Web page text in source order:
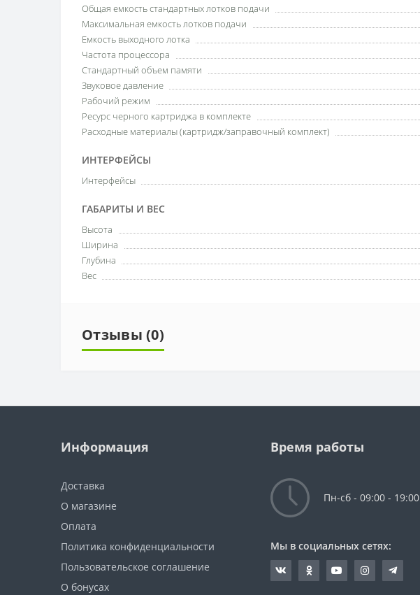
Общая емкость стандартных лотков подачи
Максимальная емкость лотков подачи
Емкость выходного лотка
Частота процессора
Стандартный объем памяти
Звуковое давление
Рабочий режим
Ресурс черного картриджа в комплекте
Расходные материалы (картридж/заправочный комплект)
ИНТЕРФЕЙСЫ
Интерфейсы
ГАБАРИТЫ И ВЕС
Высота
Ширина
Глубина
Вес
Отзывы (0)
Информация
Доставка
О магазине
Оплата
Политика конфиденциальности
Пользовательское соглашение
О бонусах
Время работы
Пн-сб - 09:00 - 19:00
Мы в социальных сетях: